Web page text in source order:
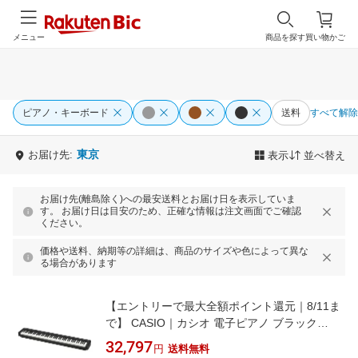
買い物かご
商品を探す
メニュー
ピアノ・キーボード 送料 すべて解除
お届け先: 東京 表示 並べ替え
お届け先(離島除く)への最安送料とお届け日を表示していま
す。 お届け日は目安のため、正確な情報は注文画面でご確認
ください。
価格や送料、納期等の詳細は、商品のサイズや色によって異な
る場合があります
【エントリーで最大全額ポイント還元｜8/11ま
で】 CASIO｜カシオ 電子ピアノ ブラック
CDP-S110BK [88鍵盤]
32,797 円 送料無料